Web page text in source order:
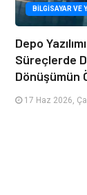
BILGISAYAR VE
Depo
Süreçlerde
Dönüşümün
17 Haz 2026,